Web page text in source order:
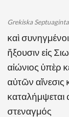
Grekiska
καὶ
ἥξουσιν εἰς
αἰώνιος ὑπὲρ
αὐτῶν αἴνεσις
καταλήμψεται
στεναγμός